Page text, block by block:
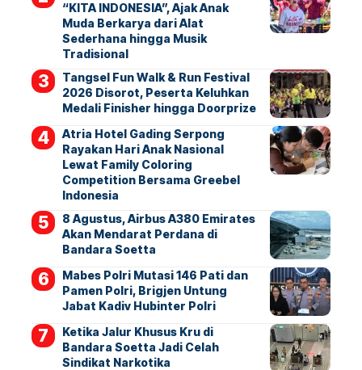
“KITA INDONESIA”, Ajak Anak
Muda Berkarya dari Alat
Sederhana hingga Musik
Tradisional
Tangsel Fun Walk & Run Festival
2026 Disorot, Peserta Keluhkan
Medali Finisher hingga Doorprize
Atria Hotel Gading Serpong
Rayakan Hari Anak Nasional
Lewat Family Coloring
Competition Bersama Greebel
Indonesia
8 Agustus, Airbus A380 Emirates
Akan Mendarat Perdana di
Bandara Soetta
Mabes Polri Mutasi 146 Pati dan
Pamen Polri, Brigjen Untung
Jabat Kadiv Hubinter Polri
Ketika Jalur Khusus Kru di
Bandara Soetta Jadi Celah
Sindikat Narkotika